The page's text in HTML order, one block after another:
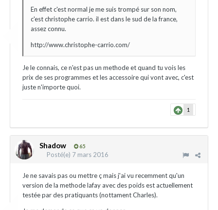
En effet c'est normal je me suis trompé sur son nom,
c'est christophe carrio. il est dans le sud de la france,
assez connu.
http://www.christophe-carrio.com/
Je le connais, ce n'est pas un methode et quand tu vois les
prix de ses programmes et les accessoire qui vont avec, c'est
juste n'importe quoi.
1
Shadow 65
Posté(e) 7 mars 2016
Je ne savais pas ou mettre ç mais j'ai vu recemment qu'un
version de la methode lafay avec des poids est actuellement
testée par des pratiquants (nottament Charles).